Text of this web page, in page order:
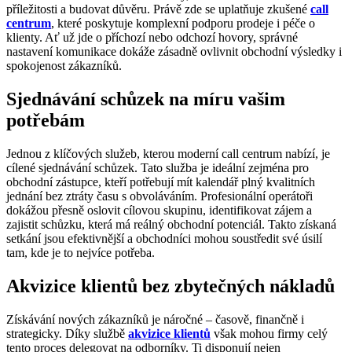
příležitosti a budovat důvěru. Právě zde se uplatňuje zkušené call
centrum, které poskytuje komplexní podporu prodeje i péče o
klienty. Ať už jde o příchozí nebo odchozí hovory, správné
nastavení komunikace dokáže zásadně ovlivnit obchodní výsledky i
spokojenost zákazníků.
Sjednávání schůzek na míru vašim
potřebám
Jednou z klíčových služeb, kterou moderní call centrum nabízí, je
cílené sjednávání schůzek. Tato služba je ideální zejména pro
obchodní zástupce, kteří potřebují mít kalendář plný kvalitních
jednání bez ztráty času s obvoláváním. Profesionální operátoři
dokážou přesně oslovit cílovou skupinu, identifikovat zájem a
zajistit schůzku, která má reálný obchodní potenciál. Takto získaná
setkání jsou efektivnější a obchodníci mohou soustředit své úsilí
tam, kde je to nejvíce potřeba.
Akvizice klientů bez zbytečných nákladů
Získávání nových zákazníků je náročné – časově, finančně i
strategicky. Díky službě akvizice klientů však mohou firmy celý
tento proces delegovat na odborníky. Ti disponují nejen